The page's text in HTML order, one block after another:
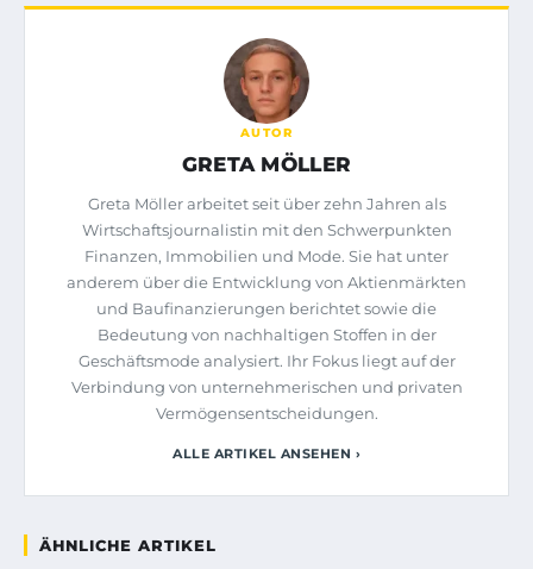
AUTOR
GRETA MÖLLER
Greta Möller arbeitet seit über zehn Jahren als
Wirtschaftsjournalistin mit den Schwerpunkten
Finanzen, Immobilien und Mode. Sie hat unter
anderem über die Entwicklung von Aktienmärkten
und Baufinanzierungen berichtet sowie die
Bedeutung von nachhaltigen Stoffen in der
Geschäftsmode analysiert. Ihr Fokus liegt auf der
Verbindung von unternehmerischen und privaten
Vermögensentscheidungen.
ALLE ARTIKEL ANSEHEN ›
ÄHNLICHE ARTIKEL